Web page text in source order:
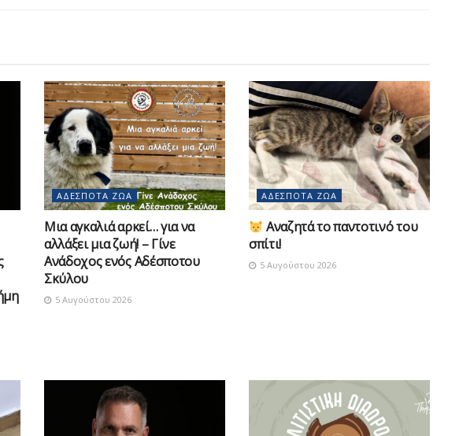
ΑΔΈΣΠΟΤΑ ΖΏΑ
Μια αγκαλιά αρκεί… για να
αλλάξει μια ζωή! – Γίνε
Ανάδοχος ενός Αδέσποτου
Σκύλου
5 Αυγούστου 2026
ΑΔΈΣΠΟΤΑ ΖΏΑ
Αναζητά το παντοτινό του
σπίτι!
5 Αυγούστου 2026